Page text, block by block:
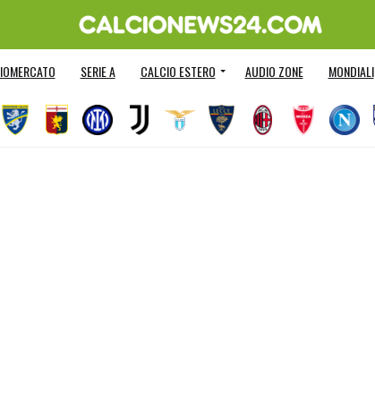
SERIE A CALCIO ESTERO AUDIO ZONE MONDIALI